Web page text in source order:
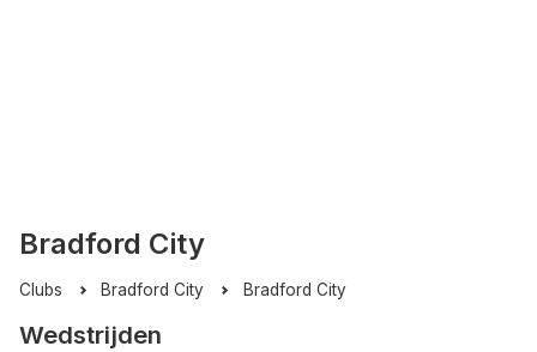
Bradford City
Clubs Bradford City Bradford City
Wedstrijden